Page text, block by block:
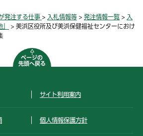
発注する仕事 > 入札情報等 > 発注情報一覧 > 入
> 美浜区役所及び美浜保健福祉センターにおけ
ページの
先頭へ戻る
サイト利用案内
個人情報保護方針